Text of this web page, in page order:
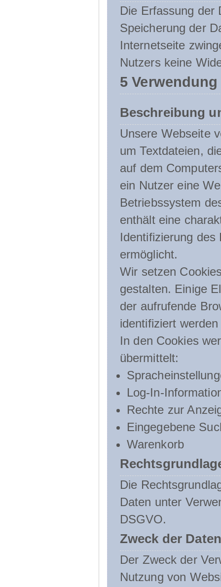
Die Erfassung der
Speicherung der
Internetseite
Nutzers keine
5
Beschreibung
Unsere Webseite
um Textdateien,
auf dem
ein Nutzer eine
Betriebssystem
enthält eine
Identifizierung
ermöglicht.
Wir setzen
gestalten. Einige
der aufrufende
identifiziert
In den Cookies
übermittelt:
Log-In-
Rechte zur
Eingegebene
Warenkorb
Die
Daten unter
DSGVO.
Zweck der
Der Zweck der
Nutzung von